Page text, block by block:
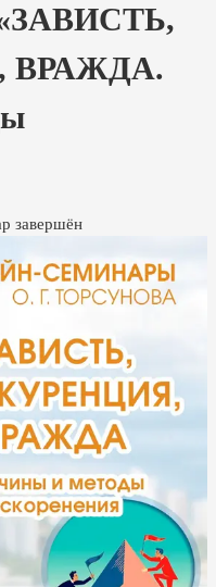
«ЗАВИСТЬ,
ВРАЖДА.
завершён